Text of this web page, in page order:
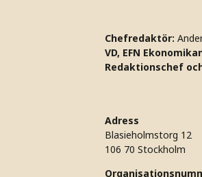
Chefredaktör:
VD, EFN
Redaktionschef
Adress
Blasieholmstorg 12
106 70 Stockholm